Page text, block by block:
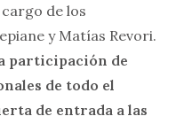
de los
y Matías Revori.
participación de
de todo el
de entrada a las